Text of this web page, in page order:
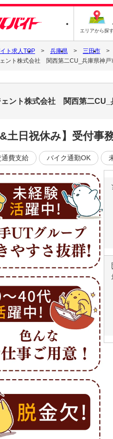
エリアから探
ト求人TOP 兵庫県
三田市
ント株式会社 関西第二CU_兵庫県神戸
ント株式会社 関西第二CU_
&土日祝休み】受付
通費支給 バイク通勤OK